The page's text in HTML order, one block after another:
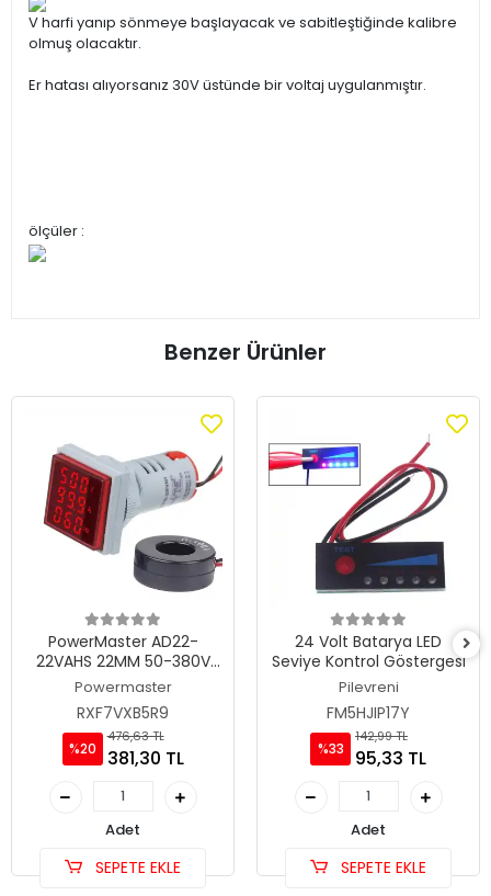
V harfi yanıp sönmeye başlayacak ve sabitleştiğinde kalibre
olmuş olacaktır.
Er hatası alıyorsanız 30V üstünde bir voltaj uygulanmıştır.
ölçüler :
Benzer Ürünler
PowerMaster AD22-
22VAHS 22MM 50-380V
AC Voltmetre 0-100
Ampermetre Hertzmetre
0-99HZ Kare Kırmızı
Powermaster
RXF7VXB5R9
%20
476,63 TL
381,30 TL
Adet
SEPETE EKLE
24 Volt Batarya LED
Seviye Kontrol Göstergesi
Pilevreni
FM5HJIP17Y
%33
142,99 TL
95,33 TL
Adet
SEPETE EKLE